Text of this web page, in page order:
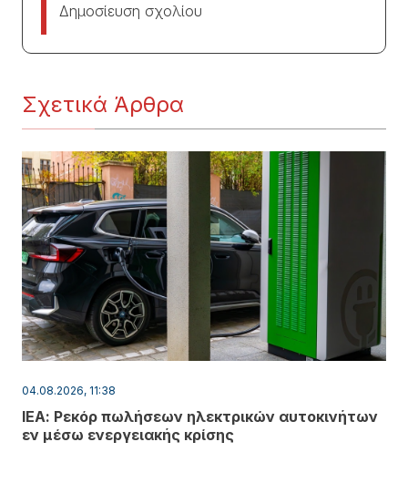
Δημοσίευση σχολίου
Σχετικά Άρθρα
04.08.2026, 11:38
ΙΕΑ: Ρεκόρ πωλήσεων ηλεκτρικών αυτοκινήτων
εν μέσω ενεργειακής κρίσης